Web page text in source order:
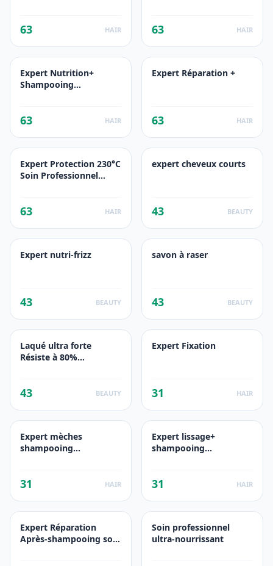
63 HAIR 63 HAIR
Expert Nutrition+
Shampooing
63 HAIR
Expert Réparation +
63 HAIR
Expert Protection 230°C
Soin Professionnel
63 HAIR
expert cheveux courts
43 BEAUTY
Expert nutri-frizz
43 BEAUTY
savon à raser
43 BEAUTY
Laqué ultra forte
Résiste à 80%
43 BEAUTY
Expert Fixation
31 HAIR
Expert mèches
shampooing
31 HAIR
Expert lissage+
shampooing
31 HAIR
Expert Réparation
Après-shampooing soin
Soin professionnel
ultra-nourrissant